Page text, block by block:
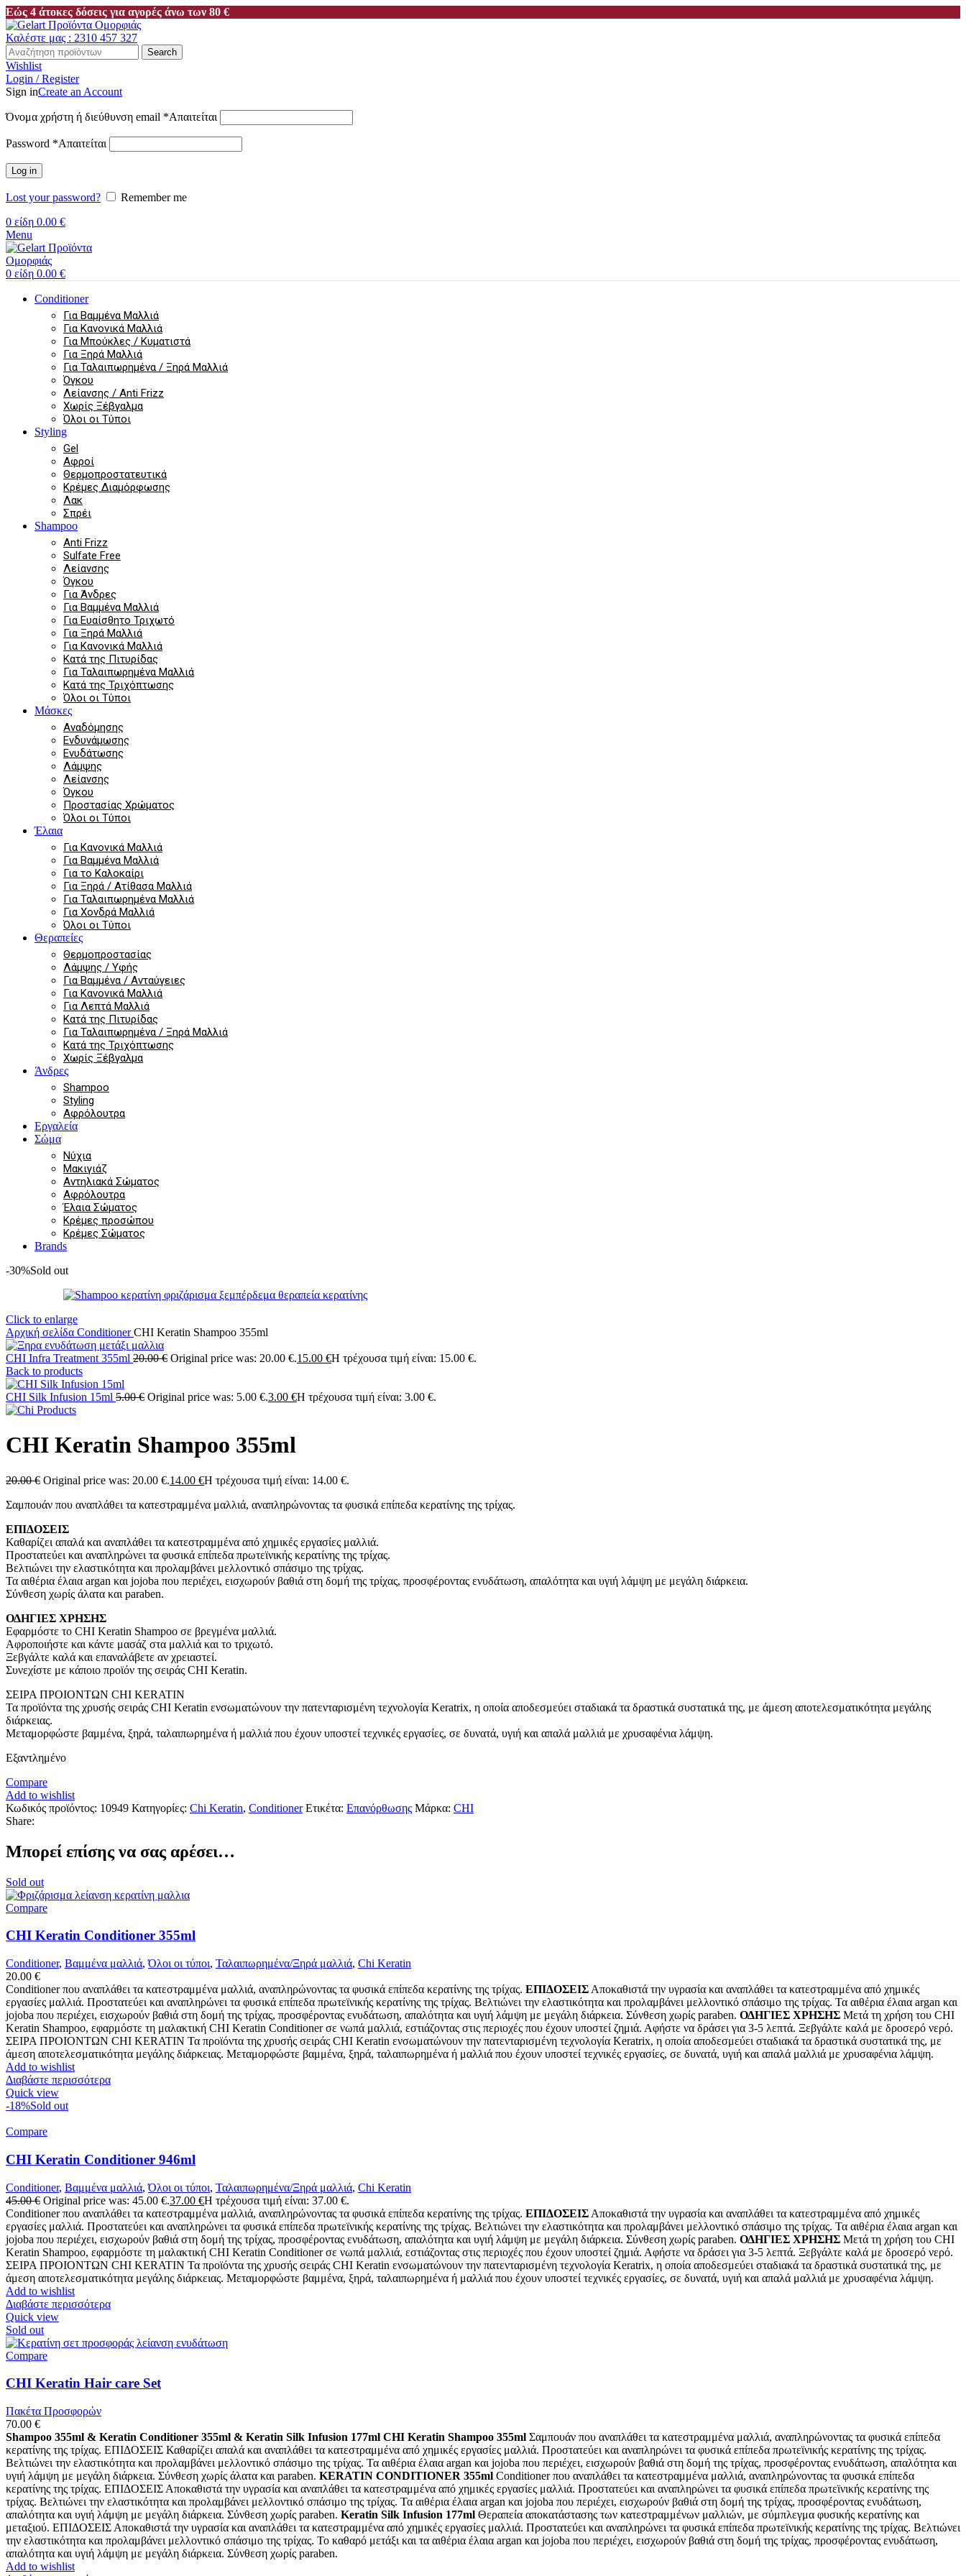
Εώς 4 άτοκες δόσεις για αγορές άνω των 80 €
Καλέστε μας : 2310 457 327
Search
Wishlist
Login / Register
Sign inCreate an Account
Όνομα χρήστη ή διεύθυνση email *Απαιτείται
Password *Απαιτείται
Log in
Lost your password?
Remember me
0 είδη 0.00 €
Menu
0 είδη 0.00 €
Conditioner
Για Βαμμένα Μαλλιά
Για Κανονικά Μαλλιά
Για Μπούκλες / Κυματιστά
Για Ξηρά Μαλλιά
Για Ταλαιπωρημένα / Ξηρά Μαλλιά
Όγκου
Λείανσης / Anti Frizz
Χωρίς Ξέβγαλμα
Όλοι οι Τύποι
Styling
Gel
Αφροί
Θερμοπροστατευτικά
Κρέμες Διαμόρφωσης
Λακ
Σπρέι
Shampoo
Anti Frizz
Sulfate Free
Λείανσης
Όγκου
Για Άνδρες
Για Βαμμένα Μαλλιά
Για Ευαίσθητο Τριχωτό
Για Ξηρά Μαλλιά
Για Κανονικά Μαλλιά
Κατά της Πιτυρίδας
Για Ταλαιπωρημένα Μαλλιά
Κατά της Τριχόπτωσης
Όλοι οι Τύποι
Μάσκες
Αναδόμησης
Ενδυνάμωσης
Ενυδάτωσης
Λάμψης
Λείανσης
Όγκου
Προστασίας Χρώματος
Όλοι οι Τύποι
Έλαια
Για Κανονικά Μαλλιά
Για Βαμμένα Μαλλιά
Για το Καλοκαίρι
Για Ξηρά / Ατίθασα Μαλλιά
Για Ταλαιπωρημένα Μαλλιά
Για Χονδρά Μαλλιά
Όλοι οι Τύποι
Θεραπείες
Θερμοπροστασίας
Λάμψης / Υφής
Για Βαμμένα / Ανταύγειες
Για Κανονικά Μαλλιά
Για Λεπτά Μαλλιά
Κατά της Πιτυρίδας
Για Ταλαιπωρημένα / Ξηρά Μαλλιά
Κατά της Τριχόπτωσης
Χωρίς Ξέβγαλμα
Άνδρες
Shampoo
Styling
Αφρόλουτρα
Εργαλεία
Σώμα
Νύχια
Μακιγιάζ
Αντηλιακά Σώματος
Αφρόλουτρα
Έλαια Σώματος
Κρέμες προσώπου
Κρέμες Σώματος
Brands
-30%Sold out
Click to enlarge
Αρχική σελίδα ConditionerCHI Keratin Shampoo 355ml
CHI Infra Treatment 355ml 20.00€ Original price was: 20.00 €.15.00 €Η τρέχουσα τιμή είναι: 15.00 €.
Back to products
CHI Silk Infusion 15ml 5.00€ Original price was: 5.00 €.3.00 €Η τρέχουσα τιμή είναι: 3.00 €.
CHI Keratin Shampoo 355ml
20.00€ Original price was: 20.00 €.14.00 €Η τρέχουσα τιμή είναι: 14.00 €.
Σαμπουάν που αναπλάθει τα κατεστραμμένα μαλλιά, αναπληρώνοντας τα φυσικά επίπεδα κερατίνης της τρίχας.
ΕΠΙΔΟΣΕΙΣ
Καθαρίζει απαλά και αναπλάθει τα κατεστραμμένα από χημικές εργασίες μαλλιά.
Προστατεύει και αναπληρώνει τα φυσικά επίπεδα πρωτεϊνικής κερατίνης της τρίχας.
Βελτιώνει την ελαστικότητα και προλαμβάνει μελλοντικό σπάσιμο της τρίχας.
Τα αιθέρια έλαια argan και jojoba που περιέχει, εισχωρούν βαθιά στη δομή της τρίχας, προσφέροντας ενυδάτωση, απαλότητα και υγιή λάμψη με μεγάλη διάρκεια.
Σύνθεση χωρίς άλατα και paraben.
ΟΔΗΓΙΕΣ ΧΡΗΣΗΣ
Εφαρμόστε το CHI Keratin Shampoo σε βρεγμένα μαλλιά.
Αφροποιήστε και κάντε μασάζ στα μαλλιά και το τριχωτό.
Ξεβγάλτε καλά και επαναλάβετε αν χρειαστεί.
Συνεχίστε με κάποιο προϊόν της σειράς CHI Keratin.
ΣΕΙΡΑ ΠΡΟΙΟΝΤΩΝ CHI KERATIN
Τα προϊόντα της χρυσής σειράς CHI Keratin ενσωματώνουν την πατενταρισμένη τεχνολογία Keratrix, η οποία αποδεσμεύει σταδιακά τα δραστικά συστατικά της, με άμεση αποτελεσματικότητα μεγάλης
διάρκειας.
Μεταμορφώστε βαμμένα, ξηρά, ταλαιπωρημένα ή μαλλιά που έχουν υποστεί τεχνικές εργασίες, σε δυνατά, υγιή και απαλά μαλλιά με χρυσαφένια λάμψη.
Εξαντλημένο
Compare
Add to wishlist
Κωδικός προϊόντος: 10949 Κατηγορίες: Chi Keratin, Conditioner Ετικέτα: Επανόρθωσης Μάρκα: CHI
Share:
Μπορεί επίσης να σας αρέσει…
Sold out
Compare
CHI Keratin Conditioner 355ml
Conditioner, Βαμμένα μαλλιά,Όλοι οι τύποι, Ταλαιπωρημένα/Ξηρά μαλλιά, Chi Keratin
20.00 €
Conditioner που αναπλάθει τα κατεστραμμένα μαλλιά, αναπληρώνοντας τα φυσικά επίπεδα κερατίνης της τρίχας. ΕΠΙΔΟΣΕΙΣ Αποκαθιστά την υγρασία και αναπλάθει τα κατεστραμμένα από χημικές
εργασίες μαλλιά. Προστατεύει και αναπληρώνει τα φυσικά επίπεδα πρωτεϊνικής κερατίνης της τρίχας. Βελτιώνει την ελαστικότητα και προλαμβάνει μελλοντικό σπάσιμο της τρίχας. Τα αιθέρια έλαια argan και
jojoba που περιέχει, εισχωρούν βαθιά στη δομή της τρίχας, προσφέροντας ενυδάτωση, απαλότητα και υγιή λάμψη με μεγάλη διάρκεια. Σύνθεση χωρίς paraben. ΟΔΗΓΙΕΣ ΧΡΗΣΗΣ Μετά τη χρήση του CHI
Keratin Shampoo, εφαρμόστε τη μαλακτική CHI Keratin Conditioner σε νωπά μαλλιά, εστιάζοντας στις περιοχές που έχουν υποστεί ζημιά. Αφήστε να δράσει για 3-5 λεπτά. Ξεβγάλτε καλά με δροσερό νερό.
ΣΕΙΡΑ ΠΡΟΙΟΝΤΩΝ CHI KERATIN Τα προϊόντα της χρυσής σειράς CHI Keratin ενσωματώνουν την πατενταρισμένη τεχνολογία Keratrix, η οποία αποδεσμεύει σταδιακά τα δραστικά συστατικά της, με
άμεση αποτελεσματικότητα μεγάλης διάρκειας. Μεταμορφώστε βαμμένα, ξηρά, ταλαιπωρημένα ή μαλλιά που έχουν υποστεί τεχνικές εργασίες, σε δυνατά, υγιή και απαλά μαλλιά με χρυσαφένια λάμψη.
Add to wishlist
Διαβάστε περισσότερα
Quick view
-18%Sold out
Compare
CHI Keratin Conditioner 946ml
Conditioner, Βαμμένα μαλλιά,Όλοι οι τύποι, Ταλαιπωρημένα/Ξηρά μαλλιά, Chi Keratin
45.00€ Original price was: 45.00 €.37.00 €Η τρέχουσα τιμή είναι: 37.00 €.
Conditioner που αναπλάθει τα κατεστραμμένα μαλλιά, αναπληρώνοντας τα φυσικά επίπεδα κερατίνης της τρίχας. ΕΠΙΔΟΣΕΙΣ Αποκαθιστά την υγρασία και αναπλάθει τα κατεστραμμένα από χημικές
εργασίες μαλλιά. Προστατεύει και αναπληρώνει τα φυσικά επίπεδα πρωτεϊνικής κερατίνης της τρίχας. Βελτιώνει την ελαστικότητα και προλαμβάνει μελλοντικό σπάσιμο της τρίχας. Τα αιθέρια έλαια argan και
jojoba που περιέχει, εισχωρούν βαθιά στη δομή της τρίχας, προσφέροντας ενυδάτωση, απαλότητα και υγιή λάμψη με μεγάλη διάρκεια. Σύνθεση χωρίς paraben. ΟΔΗΓΙΕΣ ΧΡΗΣΗΣ Μετά τη χρήση του CHI
Keratin Shampoo, εφαρμόστε τη μαλακτική CHI Keratin Conditioner σε νωπά μαλλιά, εστιάζοντας στις περιοχές που έχουν υποστεί ζημιά. Αφήστε να δράσει για 3-5 λεπτά. Ξεβγάλτε καλά με δροσερό νερό.
ΣΕΙΡΑ ΠΡΟΙΟΝΤΩΝ CHI KERATIN Τα προϊόντα της χρυσής σειράς CHI Keratin ενσωματώνουν την πατενταρισμένη τεχνολογία Keratrix, η οποία αποδεσμεύει σταδιακά τα δραστικά συστατικά της, με
άμεση αποτελεσματικότητα μεγάλης διάρκειας. Μεταμορφώστε βαμμένα, ξηρά, ταλαιπωρημένα ή μαλλιά που έχουν υποστεί τεχνικές εργασίες, σε δυνατά, υγιή και απαλά μαλλιά με χρυσαφένια λάμψη.
Add to wishlist
Διαβάστε περισσότερα
Quick view
Sold out
Compare
CHI Keratin Hair care Set
Πακέτα Προσφορών
70.00 €
Shampoo 355ml & Keratin Conditioner 355ml & Keratin Silk Infusion 177ml CHI Keratin Shampoo 355ml Σαμπουάν που αναπλάθει τα κατεστραμμένα μαλλιά, αναπληρώνοντας τα φυσικά επίπεδα
κερατίνης της τρίχας. ΕΠΙΔΟΣΕΙΣ Καθαρίζει απαλά και αναπλάθει τα κατεστραμμένα από χημικές εργασίες μαλλιά. Προστατεύει και αναπληρώνει τα φυσικά επίπεδα πρωτεϊνικής κερατίνης της τρίχας.
Βελτιώνει την ελαστικότητα και προλαμβάνει μελλοντικό σπάσιμο της τρίχας. Τα αιθέρια έλαια argan και jojoba που περιέχει, εισχωρούν βαθιά στη δομή της τρίχας, προσφέροντας ενυδάτωση, απαλότητα και
υγιή λάμψη με μεγάλη διάρκεια. Σύνθεση χωρίς άλατα και paraben. KERATIN CONDITIONER 355ml Conditioner που αναπλάθει τα κατεστραμμένα μαλλιά, αναπληρώνοντας τα φυσικά επίπεδα
κερατίνης της τρίχας. ΕΠΙΔΟΣΕΙΣ Αποκαθιστά την υγρασία και αναπλάθει τα κατεστραμμένα από χημικές εργασίες μαλλιά. Προστατεύει και αναπληρώνει τα φυσικά επίπεδα πρωτεϊνικής κερατίνης της
τρίχας. Βελτιώνει την ελαστικότητα και προλαμβάνει μελλοντικό σπάσιμο της τρίχας. Τα αιθέρια έλαια argan και jojoba που περιέχει, εισχωρούν βαθιά στη δομή της τρίχας, προσφέροντας ενυδάτωση,
απαλότητα και υγιή λάμψη με μεγάλη διάρκεια. Σύνθεση χωρίς paraben. Keratin Silk Infusion 177ml Θεραπεία αποκατάστασης των κατεστραμμένων μαλλιών, με σύμπλεγμα φυσικής κερατίνης και
μεταξιού. ΕΠΙΔΟΣΕΙΣ Αποκαθιστά την υγρασία και αναπλάθει τα κατεστραμμένα από χημικές εργασίες μαλλιά. Προστατεύει και αναπληρώνει τα φυσικά επίπεδα πρωτεϊνικής κερατίνης της τρίχας. Βελτιώνει
την ελαστικότητα και προλαμβάνει μελλοντικό σπάσιμο της τρίχας. Το καθαρό μετάξι και τα αιθέρια έλαια argan και jojoba που περιέχει, εισχωρούν βαθιά στη δομή της τρίχας, προσφέροντας ενυδάτωση,
απαλότητα και υγιή λάμψη με μεγάλη διάρκεια. Σύνθεση χωρίς paraben.
Add to wishlist